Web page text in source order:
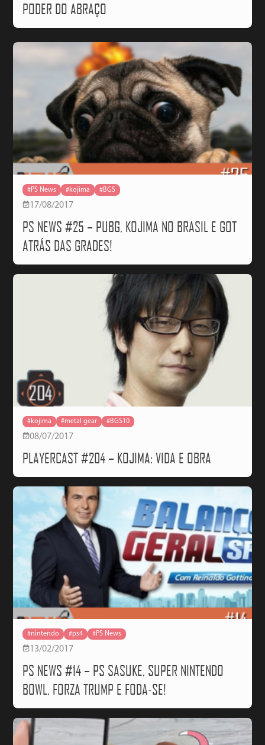
PODER DO ABRAÇO
#PS News #kojima #BGS
17/08/2017
PS NEWS #25 – PUBG, KOJIMA NO BRASIL E GOT
ATRÁS DAS GRADES!
#kojima #metal gear #BGS10
08/07/2017
PLAYERCAST #204 – KOJIMA: VIDA E OBRA
#nintendo #ps4 #PS News
13/02/2017
PS NEWS #14 – PS SASUKE, SUPER NINTENDO
BOWL, FORZA TRUMP E FODA-SE!